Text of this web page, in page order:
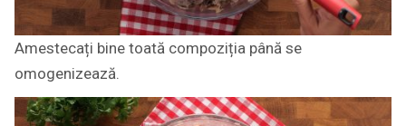
Amestecați bine toată compoziția până se
omogenizează.